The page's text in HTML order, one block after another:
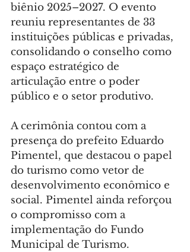
biênio 2025–2027. O evento
reuniu representantes de 33
instituições públicas e privadas,
consolidando o conselho como
espaço estratégico de
articulação entre o poder
público e o setor produtivo.
A cerimônia contou com a
presença do prefeito Eduardo
Pimentel, que destacou o papel
do turismo como vetor de
desenvolvimento econômico e
social. Pimentel ainda reforçou
o compromisso com a
implementação do Fundo
Municipal de Turismo.